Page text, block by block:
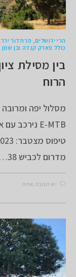
הרי ירושלים, פרוזדור
כולל פארק קנדה ובן שמן
בין מסילת
הרוח
מסלול יפה ומרובה
מדרום לכביש 38…
יש תגובה אחת